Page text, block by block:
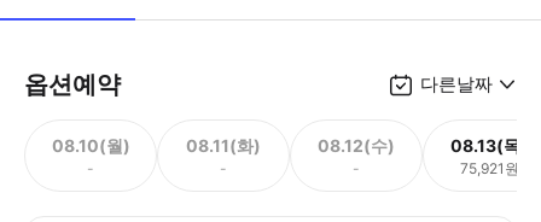
옵션예약 다른날짜
08.10(월)
-
08.11(화)
-
08.12(수)
-
08.13(목)
75,921원